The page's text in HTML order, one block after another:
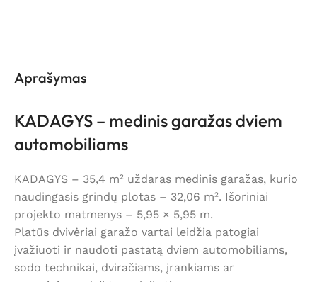
Aprašymas
KADAGYS – medinis garažas dviem
automobiliams
KADAGYS – 35,4 m² uždaras medinis garažas, kurio
naudingasis grindų plotas – 32,06 m². Išoriniai
projekto matmenys – 5,95 × 5,95 m.
Platūs dvivėriai garažo vartai leidžia patogiai
įvažiuoti ir naudoti pastatą dviem automobiliams,
sodo technikai, dviračiams, įrankiams ar